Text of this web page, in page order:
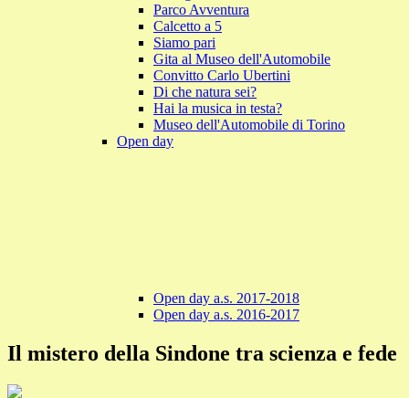
Parco Avventura
Calcetto a 5
Siamo pari
Gita al Museo dell'Automobile
Convitto Carlo Ubertini
Di che natura sei?
Hai la musica in testa?
Museo dell'Automobile di Torino
Open day
Open day a.s. 2017-2018
Open day a.s. 2016-2017
Il mistero della Sindone tra scienza e fede